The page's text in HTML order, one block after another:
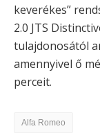
keverékes”
2.0 JTS
tulajdonosától
amennyivel ő
perceit.
Alfa Romeo